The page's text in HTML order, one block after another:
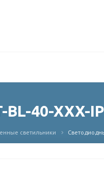
40-XXX-
светильники